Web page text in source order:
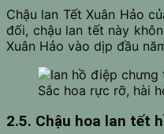
Chậu lan Tết Xuân Hảo
đối, chậu lan tết này
Xuân Hảo vào dịp đầu
Sắc hoa rực rỡ, hài
2.5. Chậu hoa lan tết